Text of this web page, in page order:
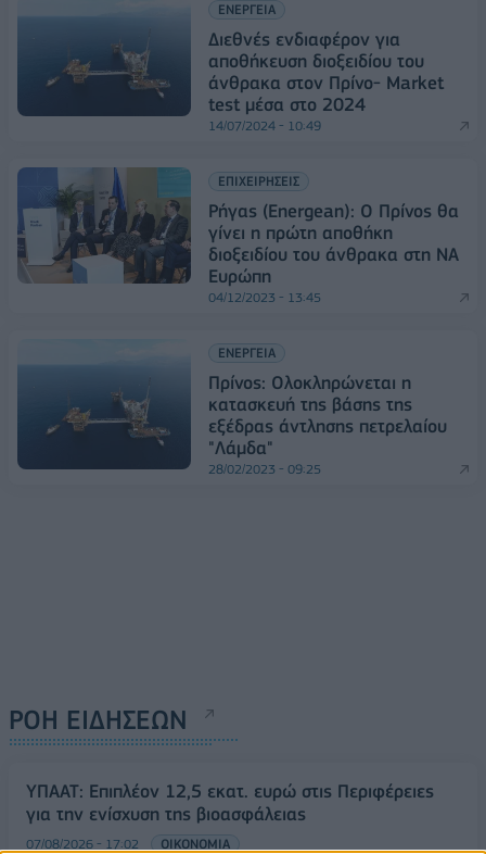
ΕΝΕΡΓΕΙΑ
Διεθνές ενδιαφέρον για
αποθήκευση διοξειδίου του
άνθρακα στον Πρίνο- Market
test μέσα στο 2024
14/07/2024 - 10:49
ΕΠΙΧΕΙΡΗΣΕΙΣ
Ρήγας (Energean): Ο Πρίνος θα
γίνει η πρώτη αποθήκη
διοξειδίου του άνθρακα στη ΝΑ
Ευρώπη
04/12/2023 - 13:45
ΕΝΕΡΓΕΙΑ
Πρίνος: Ολοκληρώνεται η
κατασκευή της βάσης της
εξέδρας άντλησης πετρελαίου
"Λάμδα"
28/02/2023 - 09:25
ΡΟΗ ΕΙΔΗΣΕΩΝ
ΥΠΑΑΤ: Επιπλέον 12,5 εκατ. ευρώ στις Περιφέρειες
για την ενίσχυση της βιοασφάλειας
07/08/2026 - 17:02 ΟΙΚΟΝΟΜΙΑ